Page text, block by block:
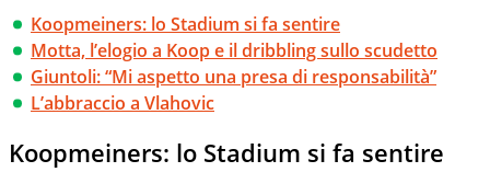
Koopmeiners: lo Stadium si fa sentire
Motta, l’elogio a Koop e il dribbling sullo scudetto
Giuntoli: “Mi aspetto una presa di responsabilità”
L’abbraccio a Vlahovic
Koopmeiners: lo Stadium si fa sentire